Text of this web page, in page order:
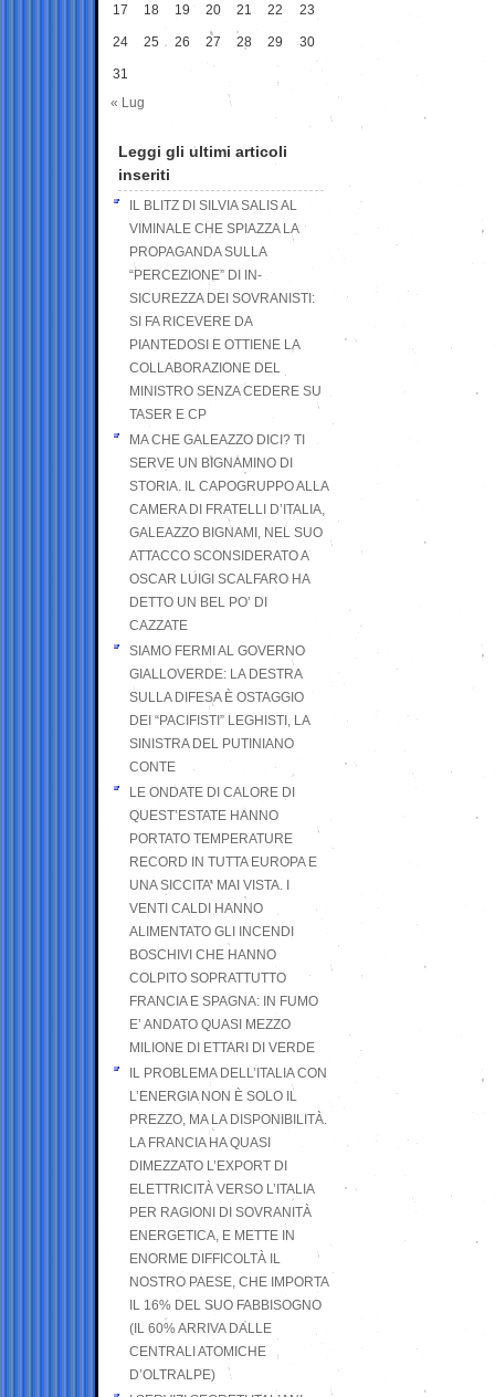
17 18 19 20 21 22 23
24 25 26 27 28 29 30
31
« Lug
Leggi gli ultimi articoli
inseriti
IL BLITZ DI SILVIA SALIS AL
VIMINALE CHE SPIAZZA LA
PROPAGANDA SULLA
“PERCEZIONE” DI IN-
SICUREZZA DEI SOVRANISTI:
SI FA RICEVERE DA
PIANTEDOSI E OTTIENE LA
COLLABORAZIONE DEL
MINISTRO SENZA CEDERE SU
TASER E CP
MA CHE GALEAZZO DICI? TI
SERVE UN BIGNAMINO DI
STORIA. IL CAPOGRUPPO ALLA
CAMERA DI FRATELLI D’ITALIA,
GALEAZZO BIGNAMI, NEL SUO
ATTACCO SCONSIDERATO A
OSCAR LUIGI SCALFARO HA
DETTO UN BEL PO’ DI
CAZZATE
SIAMO FERMI AL GOVERNO
GIALLOVERDE: LA DESTRA
SULLA DIFESA È OSTAGGIO
DEI “PACIFISTI” LEGHISTI, LA
SINISTRA DEL PUTINIANO
CONTE
LE ONDATE DI CALORE DI
QUEST’ESTATE HANNO
PORTATO TEMPERATURE
RECORD IN TUTTA EUROPA E
UNA SICCITA’ MAI VISTA. I
VENTI CALDI HANNO
ALIMENTATO GLI INCENDI
BOSCHIVI CHE HANNO
COLPITO SOPRATTUTTO
FRANCIA E SPAGNA: IN FUMO
E’ ANDATO QUASI MEZZO
MILIONE DI ETTARI DI VERDE
IL PROBLEMA DELL’ITALIA CON
L’ENERGIA NON È SOLO IL
PREZZO, MA LA DISPONIBILITÀ.
LA FRANCIA HA QUASI
DIMEZZATO L’EXPORT DI
ELETTRICITÀ VERSO L’ITALIA
PER RAGIONI DI SOVRANITÀ
ENERGETICA, E METTE IN
ENORME DIFFICOLTÀ IL
NOSTRO PAESE, CHE IMPORTA
IL 16% DEL SUO FABBISOGNO
(IL 60% ARRIVA DALLE
CENTRALI ATOMICHE
D’OLTRALPE)